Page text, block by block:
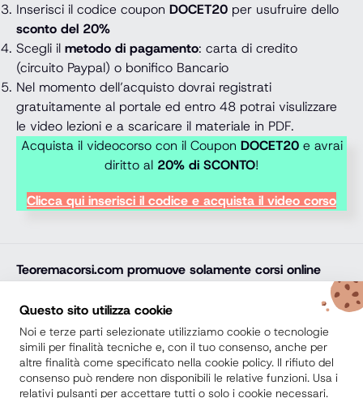
Inserisci il codice coupon DOCET20 per usufruire dello
sconto del 20%
Scegli il metodo di pagamento: carta di credito
(circuito Paypal) o bonifico Bancario
Nel momento dell’acquisto dovrai registrati
gratuitamente al portale ed entro 48 potrai visulizzare
le video lezioni e a scaricare il materiale in PDF.
Acquista il videocorso con il Coupon DOCET20e avrai
diritto al 20% di SCONTO!
Clicca qui inserisci il codice e acquista il video corso
Teoremacorsi.com promuove solamente corsi online
professionali, corsi per il diploma online, lauree e master
online di comprovata qualità e con attestato finale
riconosciuto e spendibile sul mercato del lavoro. Trova
la soluzione ideale e arricchisci il tuo percorso di studi
con noi.
Questo sito utilizza cookie
Noi e terze parti selezionate utilizziamo cookie o tecnologie
simili per finalità tecniche e, con il tuo consenso, anche per
altre finalità come specificato nella cookie policy. Il rifiuto del
consenso può rendere non disponibili le relative funzioni. Usa i
relativi pulsanti per accettare tutti o solo i cookie necessari.